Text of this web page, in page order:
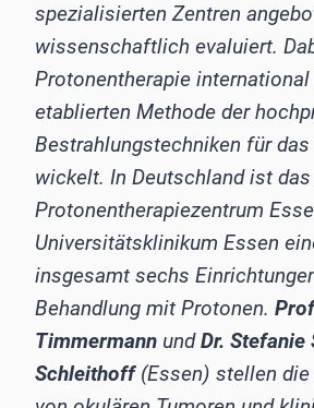
spezialisierten Zentren
wissenschaftlich evaluiert.
Protonentherapie international
etablierten Methode der
Bestrahlungstechniken für
wickelt. In Deutschland ist
Protonentherapiezentrum
Universitätsklinikum Essen
insgesamt sechs
Behandlung mit Protonen.
Timmermann undDr. Stefanie
Schleithoff(Essen) stellen die